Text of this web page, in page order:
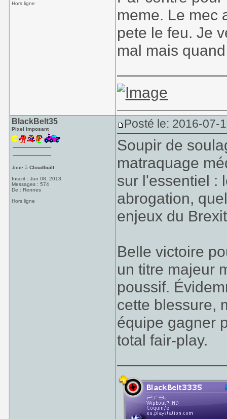
Hors ligne
meme. Le mec
pete le feu. Je
mal mais
BlackBelt35
Pixel imposant
Joue àCloudbuilt
Inscrit : Jun 08, 2013
Messages : 574
De : Rennes
Hors ligne
Posté le: 2016-07-
Soupir de
matraquage
sur l'essentiel :
abrogation,
enjeux du
Belle victoire
un titre majeur
poussif.
cette blessure,
équipe gagner
total fair-play.